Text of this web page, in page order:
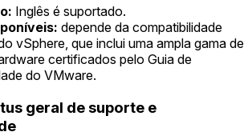
Inglês é suportado.
depende da compatibilidade
vSphere, que inclui uma ampla gama de
certificados pelo Guia de
do VMware.
geral de suporte e